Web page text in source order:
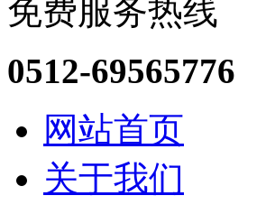
免费服务热线
0512-69565776
网站首页
关于我们